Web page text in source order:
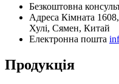
Безкоштовна
Адреса Кімната
Хулі, Сямен, Китай
Електронна пошта
Продукція